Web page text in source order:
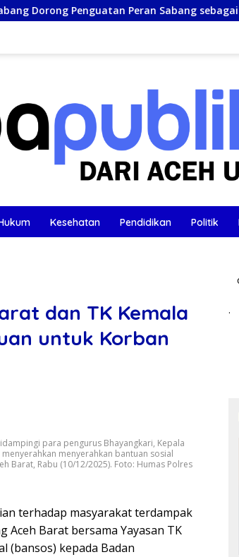
Peran Sabang sebagai Pusat Bisnis
Kesehatan Pendidikan Politik
dan TK Kemala
untuk Korban
para pengurus Bhayangkari, Kepala
menyerahkan menyerahkan bantuan sosial
Barat, Rabu (10/12/2025). Foto: Humas Polres
terhadap masyarakat terdampak
Aceh Barat bersama Yayasan TK
(bansos) kepada Badan
.